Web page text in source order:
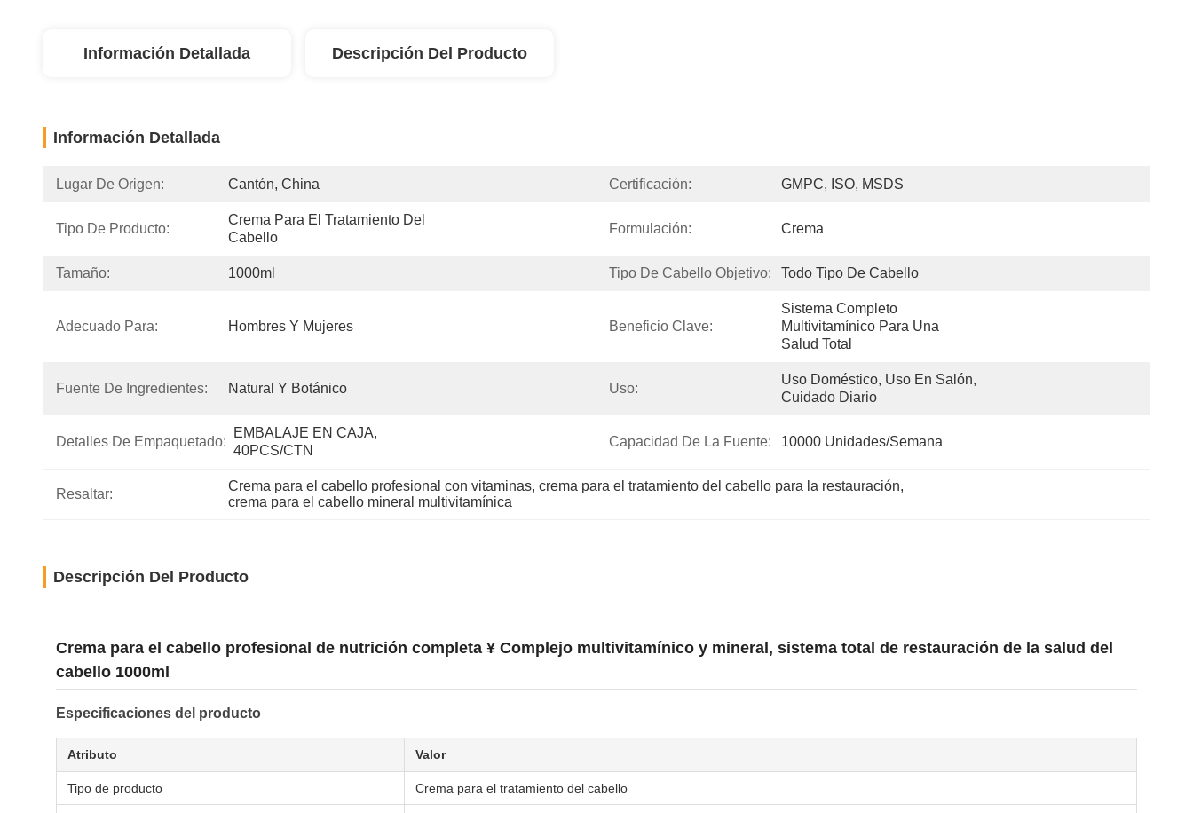
Información Detallada Descripción Del Producto
Información Detallada
Lugar De Origen: Cantón, China Certificación: GMPC, ISO, MSDS
Tipo De Producto:
Crema Para El Tratamiento Del
Cabello
Formulación: Crema
Tamaño: 1000ml Tipo De Cabello Objetivo: Todo Tipo De Cabello
Adecuado Para: Hombres Y Mujeres Beneficio Clave:
Sistema Completo
Multivitamínico Para Una
Salud Total
Fuente De Ingredientes: Natural Y Botánico Uso:
Uso Doméstico, Uso En Salón,
Cuidado Diario
Detalles De Empaquetado:
EMBALAJE EN CAJA,
40PCS/CTN
Capacidad De La Fuente: 10000 Unidades/semana
Resaltar:
Crema para el cabello profesional con vitaminas, crema para el tratamiento del cabello para la restauración,
crema para el cabello mineral multivitamínica
Descripción Del Producto
Crema para el cabello profesional de nutrición completa ¥ Complejo multivitamínico y mineral, sistema total de restauración de la salud del
cabello 1000ml
Especificaciones del producto
Atributo Valor
Tipo de producto Crema para el tratamiento del cabello